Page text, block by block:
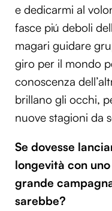
Utilizziamo i cookie
annunci, per fornire
analizzare il nostro
informazioni sul modo
nostri partner che si
pubblicità e social
con altre informazioni
raccolto dal tuo utilizzo
e dedicarmi al
fasce piú deboli
magari guidare
giro per il mondo
conoscenza
brillano gli occhi,
nuove stagioni da
Se dovesse
longevità con
grande
sarebbe?